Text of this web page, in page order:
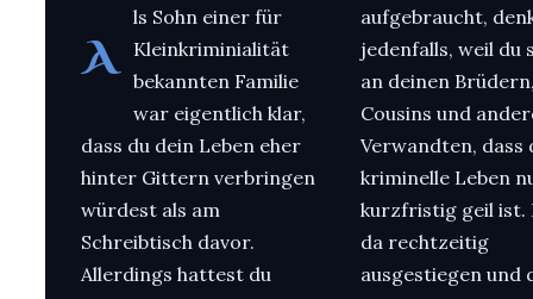
A
ls Sohn einer für
Kleinkriminialität
bekannten Familie
war eigentlich klar,
dass du dein Leben eher
hinter Gittern verbringen
würdest als am
Schreibtisch davor.
Allerdings hattest du
aufgebraucht,
jedenfalls, weil du
an deinen
Cousins und
Verwandten, dass
kriminelle Leben
kurzfristig geil ist.
da rechtzeitig
ausgestiegen und